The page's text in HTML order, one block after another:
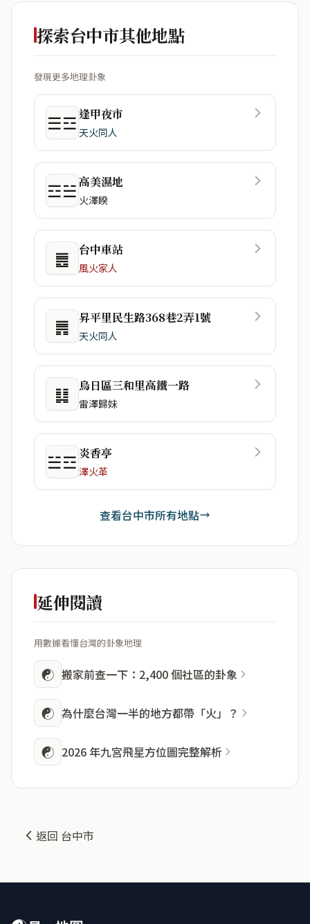
探索台中市其他地點
發現更多地理卦象
☰☲逢甲夜市
天火同人
☲☱高美濕地
火澤睽
䷌ 台中車站
風火家人
䷠ 昇平里民生路368巷2弄1號
天火同人
䷆ 烏日區三和里高鐵一路
雷澤歸妹
☱☲ 炎香亭
澤火革
查看台中市所有地點
延伸閱讀
用數據看懂台灣的卦象地理
☯ 搬家前查一下：2,400 個社區的卦象
☯ 為什麼台灣一半的地方都帶「火」？
☯ 2026 年九宮飛星方位圖完整解析
返回 台中市